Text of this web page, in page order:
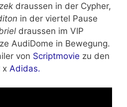
draussen in der Cypher,
in der viertel Pause
draussen im VIP
AudiDome in Bewegung.
von Scriptmovie zu den
x Adidas.